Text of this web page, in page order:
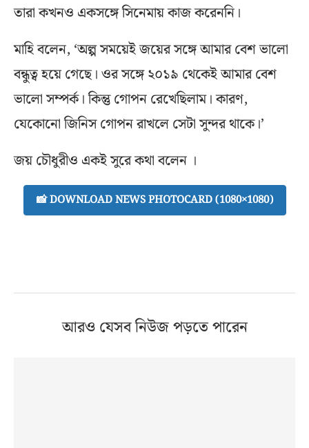
তারা কখনও একসঙ্গে সিনেমায় কাজ করেননি।
মাহি বলেন, ‘অল্প সময়েই জয়ের সঙ্গে আমার বেশ ভালো
বন্ধুত্ব হয়ে গেছে। ওর সঙ্গে ২০১৯ থেকেই আমার বেশ
ভালো সম্পর্ক। কিন্তু গোপন রেখেছিলাম। কারণ,
যেকোনো জিনিস গোপন রাখলে সেটা সুন্দর থাকে।’
জয় চৌধুরীও একই সুরে কথা বলেন ।
📸 DOWNLOAD NEWS PHOTOCARD (1080×1080)
আরও যেসব নিউজ পড়তে পারেন